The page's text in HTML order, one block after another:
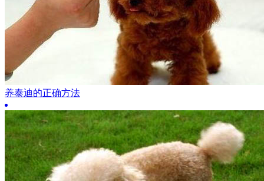
养泰迪的正确方法